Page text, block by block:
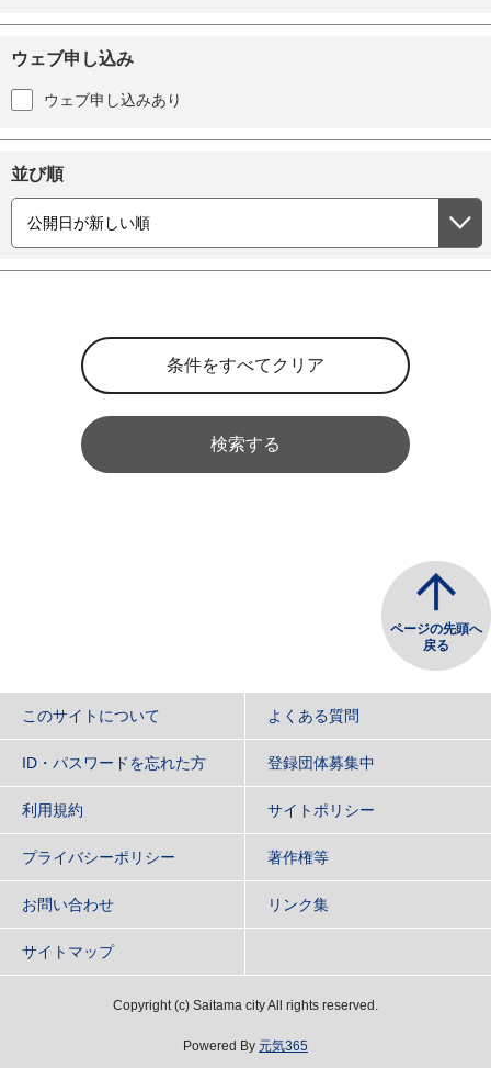
ウェブ申し込み
ウェブ申し込みあり
並び順
検索する
ページの先頭へ
戻る
このサイトについて よくある質問
ID・パスワードを忘れた方 登録団体募集中
利用規約 サイトポリシー
プライバシーポリシー 著作権等
お問い合わせ リンク集
サイトマップ
Copyright (c) Saitama city All rights reserved.
Powered By 元気365